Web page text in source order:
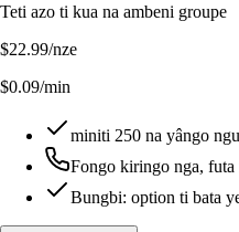
Teti azo ti kua na ambeni groupe
$22.99/nze
$0.09/min
miniti 250 na yângo
Fongo kiringo nga,
Bungbi: option ti bata